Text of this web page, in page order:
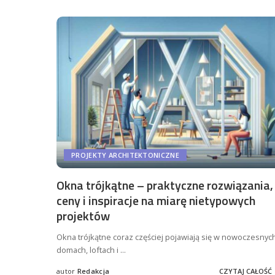
PROJEKTY ARCHITEKTONICZNE
Okna trójkątne – praktyczne rozwiązania,
ceny i inspiracje na miarę nietypowych
projektów
Okna trójkątne coraz częściej pojawiają się w
domach, loftach i ...
autor Redakcja CZYTAJ CAŁOŚĆ